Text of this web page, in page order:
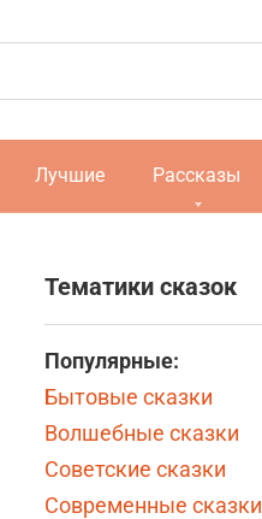
Лучшие Рассказы
Тематики сказок
Популярные:
Бытовые сказки
Волшебные сказки
Советские сказки
Современные сказки